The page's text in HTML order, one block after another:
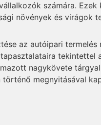
számára.
növények és virágok
az autóipari termelés
tekintettel
nagykövete
megnyitásával